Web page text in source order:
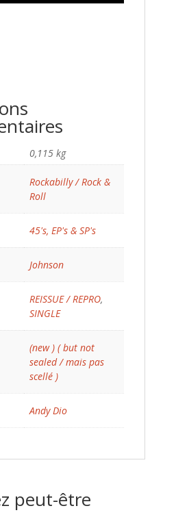
0,115 kg
Rockabilly / Rock &
Roll
45's, EP's & SP's
Johnson
REISSUE / REPRO,
SINGLE
(new ) ( but not
sealed / mais pas
scellé )
Andy Dio
peut-être